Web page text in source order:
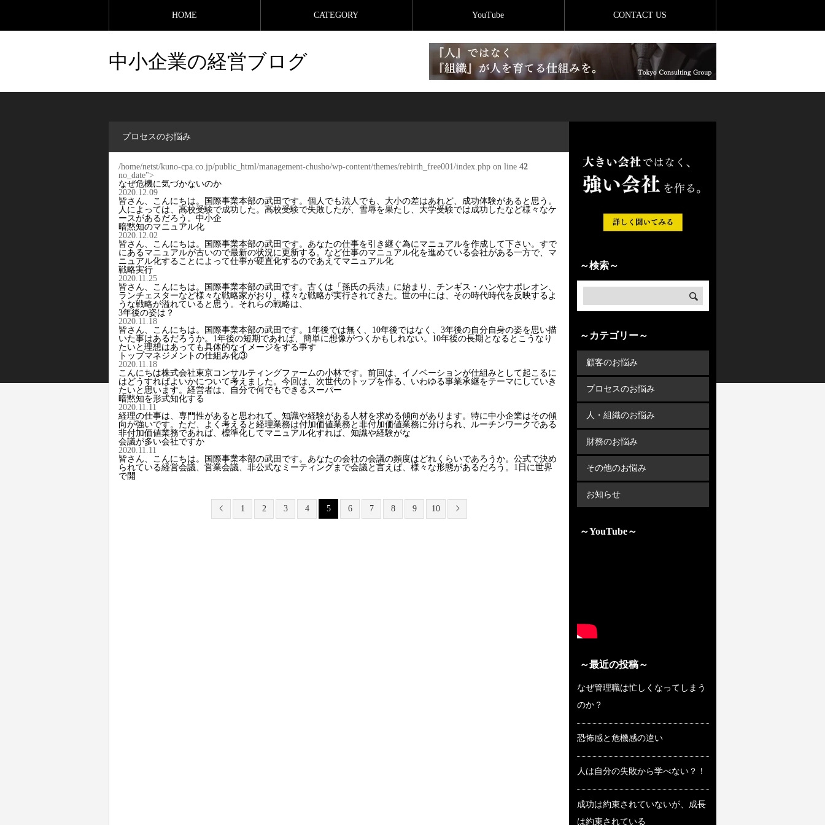
HOME CATEGORY YouTube CONTACT US
中小企業の経営ブログ
プロセスのお悩み
/home/netst/kuno-cpa.co.jp/public_html/management-chusho/wp-content/themes/rebirth_free001/index.php on line 42
no_date">
なぜ危機に気づかないのか
2020.12.09
皆さん、こんにちは。国際事業本部の武田です。個人でも法人でも、大小の差はあれど、成功体験があると思う。
人によっては、高校受験で成功した。高校受験で失敗したが、雪辱を果たし、大学受験では成功したなど様々なケ
ースがあるだろう。中小企
暗黙知のマニュアル化
2020.12.02
皆さん、こんにちは。国際事業本部の武田です。あなたの仕事を引き継ぐ為にマニュアルを作成して下さい。すで
にあるマニュアルが古いので最新の状況に更新する。など仕事のマニュアル化を進めている会社がある一方で、マ
ニュアル化することによって仕事が硬直化するのであえてマニュアル化
戦略実行
2020.11.25
皆さん、こんにちは。国際事業本部の武田です。古くは「孫氏の兵法」に始まり、チンギス・ハンやナポレオン、
ランチェスターなど様々な戦略家がおり、様々な戦略が実行されてきた。世の中には、その時代時代を反映するよ
うな戦略が溢れていると思う。それらの戦略は、
3年後の姿は？
2020.11.18
皆さん、こんにちは。国際事業本部の武田です。1年後では無く、10年後ではなく、3年後の自分自身の姿を思い描
いた事はあるだろうか。1年後の短期であれば、簡単に想像がつくかもしれない。10年後の長期となるとこうなり
たいと理想はあっても具体的なイメージをする事す
トップマネジメントの仕組み化③
2020.11.18
こんにちは株式会社東京コンサルティングファームの小林です。前回は、イノベーションが仕組みとして起こるに
はどうすればよいかについて考えました。今回は、次世代のトップを作る、いわゆる事業承継をテーマにしていき
たいと思います。経営者は、自分で何でもできるスーパー
暗黙知を形式知化する
2020.11.11
経理の仕事は、専門性があると思われて、知識や経験がある人材を求める傾向があります。特に中小企業はその傾
向が強いです。ただ、よく考えると経理業務は付加価値業務と非付加価値業務に分けられ、ルーチンワークである
非付加価値業務であれば、標準化してマニュアル化すれば、知識や経験がな
会議が多い会社ですか
2020.11.11
皆さん、こんにちは。国際事業本部の武田です。あなたの会社の会議の頻度はどれくらいであろうか。公式で決め
られている経営会議、営業会議、非公式なミーティングまで会議と言えば、様々な形態があるだろう。1日に世界
で開
1 2 3 4 5 6 7 8 9 10
～検索～
～カテゴリー～
顧客のお悩み
プロセスのお悩み
人・組織のお悩み
財務のお悩み
その他のお悩み
お知らせ
～YouTube～
～最近の投稿～
なぜ管理職は忙しくなってしまう
のか？
恐怖感と危機感の違い
人は自分の失敗から学べない？！
成功は約束されていないが、成長
は約束されている